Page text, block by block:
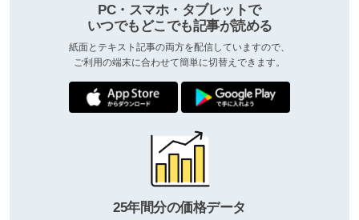
PC・スマホ・タブレットで
いつでもどこでも記事が読める
紙面とテキスト記事の両方を配信していますので、
ご利用の端末に合わせて簡単に切替えできます。
25年間分の価格データ